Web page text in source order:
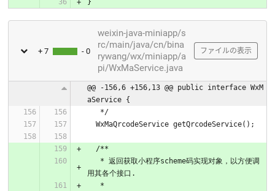
}
+ 7 - 0
weixin-java-miniapp/s
rc/main/java/cn/bina
rywang/wx/miniapp/a
pi/WxMaService.java
ファイルの表示
@@ -156,6 +156,13 @@ public interface WxM
aService {
   */
  WxMaQrcodeService getQrcodeService();
  /**
用其各个接口.
   *